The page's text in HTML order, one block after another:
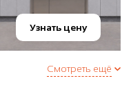
Узнать цену
Смотреть ещё